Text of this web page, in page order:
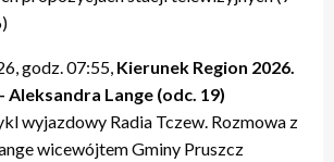
godz. 07:55, Kierunek Region 2026.
Aleksandra Lange (odc. 19)
wyjazdowy Radia Tczew. Rozmowa z
wicewójtem Gminy Pruszcz